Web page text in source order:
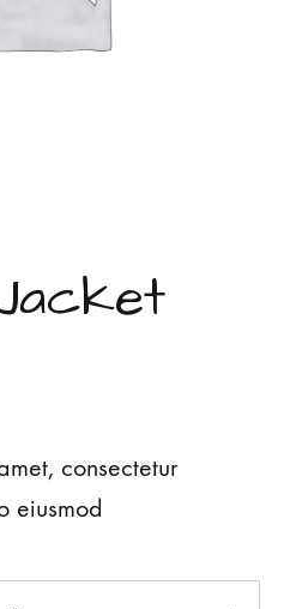
consectetur
eiusmod